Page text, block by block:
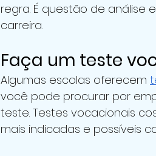
regra. É questão de análise
carreira.
Faça um teste
Algumas escolas oferecem
você pode procurar por
teste. Testes vocacionais
mais indicadas e possíveis